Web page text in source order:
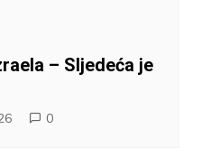
– Sljedeća je
0